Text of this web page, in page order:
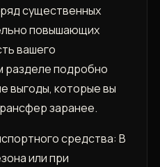
существенных
повышающих
вашего
разделе подробно
выгоды‚ которые вы
заранее.
средства: В
или при